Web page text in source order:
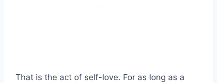
That is the act of self-love. For as long as a